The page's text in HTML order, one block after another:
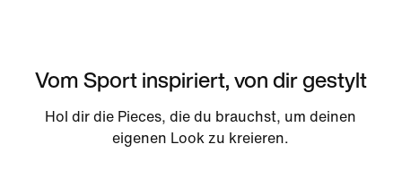
Vom Sport inspiriert, von dir gestylt
Hol dir die Pieces, die du brauchst, um deinen
eigenen Look zu kreieren.